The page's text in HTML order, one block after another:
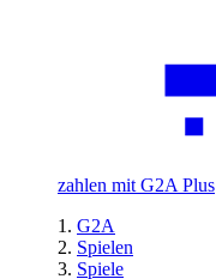
zahlen mit G2A Plus
G2A
Spielen
Spiele